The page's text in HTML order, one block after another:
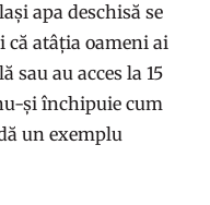
apa deschisă se
că atâția oameni ai
sau au acces la 15
și închipuie cum
un exemplu